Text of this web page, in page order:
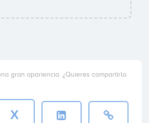
gran apariencia. ¿Quieres compartirlo
X